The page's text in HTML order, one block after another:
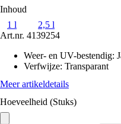
Inhoud
1 l
2,5 l
Art.nr. 4139254
Weer- en UV-bestendig:
Verfwijze: Transparant
Meer artikeldetails
Hoeveelheid (Stuks)